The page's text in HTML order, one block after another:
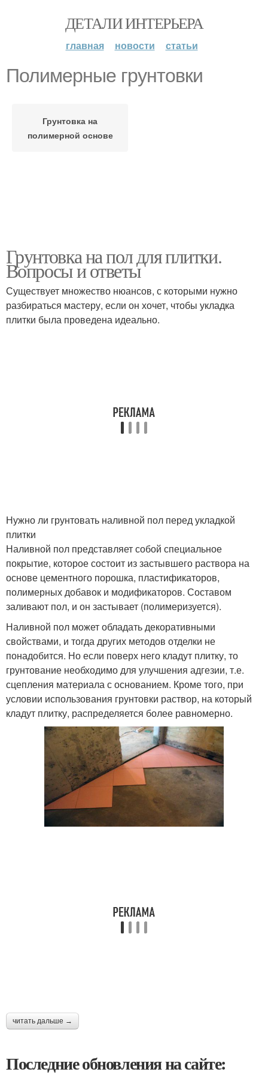
ДЕТАЛИ ИНТЕРЬЕРА
главная новости статьи
Полимерные грунтовки
Грунтовка на
полимерной основе
Грунтовка на пол для плитки.
Вопросы и ответы
Существует множество нюансов, с которыми нужно
разбираться мастеру, если он хочет, чтобы укладка
плитки была проведена идеально.
Нужно ли грунтовать наливной пол перед укладкой
плитки
Наливной пол представляет собой специальное
покрытие, которое состоит из застывшего раствора на
основе цементного порошка, пластификаторов,
полимерных добавок и модификаторов. Составом
заливают пол, и он застывает (полимеризуется).
Наливной пол может обладать декоративными
свойствами, и тогда других методов отделки не
понадобится. Но если поверх него кладут плитку, то
грунтование необходимо для улучшения адгезии, т.е.
сцепления материала с основанием. Кроме того, при
условии использования грунтовки раствор, на который
кладут плитку, распределяется более равномерно.
читать дальше →
Последние обновления на сайте: